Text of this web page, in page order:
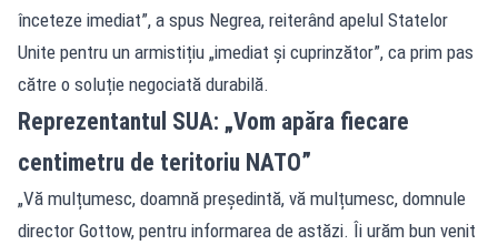
înceteze imediat”, a spus Negrea, reiterând apelul Statelor
Unite pentru un armistițiu „imediat și cuprinzător”, ca prim pas
către o soluție negociată durabilă.
Reprezentantul SUA: „Vom apăra fiecare
centimetru de teritoriu NATO”
„Vă mulțumesc, doamnă președintă, vă mulțumesc, domnule
director Gottow, pentru informarea de astăzi. Îi urăm bun venit